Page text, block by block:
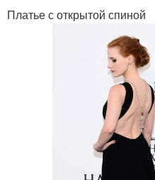
Платье с открытой спиной